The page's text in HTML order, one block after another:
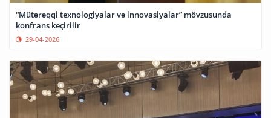
“Mütərəqqi texnologiyalar və innovasiyalar” mövzusunda
konfrans keçirilir
29-04-2026